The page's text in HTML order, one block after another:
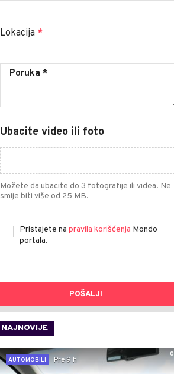
Lokacija *
Ubacite video ili foto
Možete da ubacite do 3 fotografije ili videa. Ne
smije biti više od 25 MB.
Pristajete na pravila korišćenja Mondo
portala.
POŠALJI
NAJNOVIJE
0
AUTOMOBILI
Pre 9 h